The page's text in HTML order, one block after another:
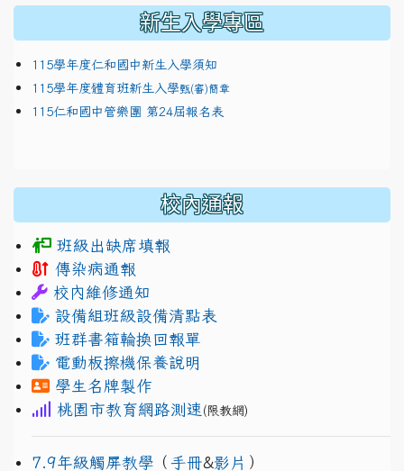
新生入學專區
115學年度仁和國中新生入學須知
115學年度體育班新生入學甄(審)簡章
115仁和國中管樂團 第24屆報名表
校內通報
班級出缺席填報
傳染病通報
校內維修通知
設備組班級設備清點表
班群書箱輪換回報單
電動板擦機保養說明
學生名牌製作
桃園市教育網路測速 (限教網)
7.9年級觸屏教學 （ 手冊&影片 ）